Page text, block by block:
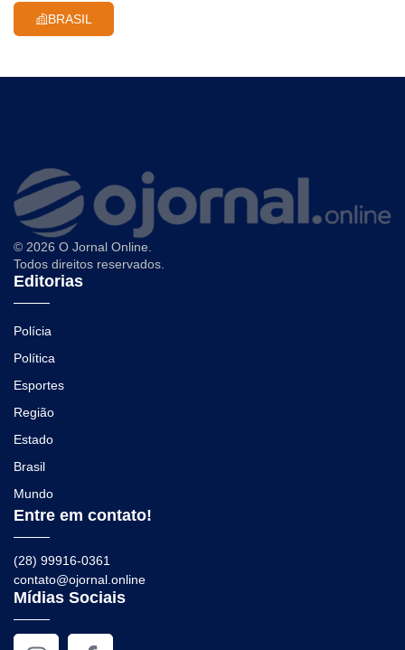
BRASIL
© 2026 O Jornal Online.
Todos direitos reservados.
Editorias
Polícia
Política
Esportes
Região
Estado
Brasil
Mundo
Entre em contato!
(28) 99916-0361
contato@ojornal.online
Mídias Sociais